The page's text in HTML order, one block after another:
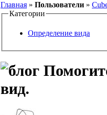
Главная » Пользователи »
Категории
Определение вида
вид.